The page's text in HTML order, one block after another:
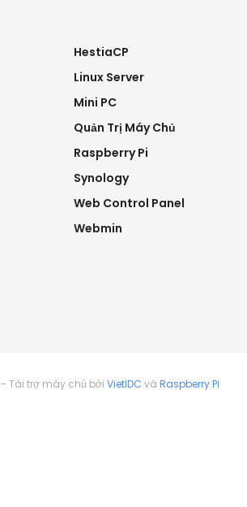
HestiaCP
Linux Server
Mini PC
Quản Trị Máy Chủ
Raspberry Pi
Synology
Web Control Panel
Webmin
- Tài trợ máy chủ bởi VietIDC và Raspberry Pi